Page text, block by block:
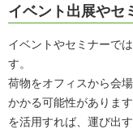
イベント出展やセ
イベントやセミナーで
す。
荷物をオフィスから会
かかる可能性がありま
を活用すれば、運び出